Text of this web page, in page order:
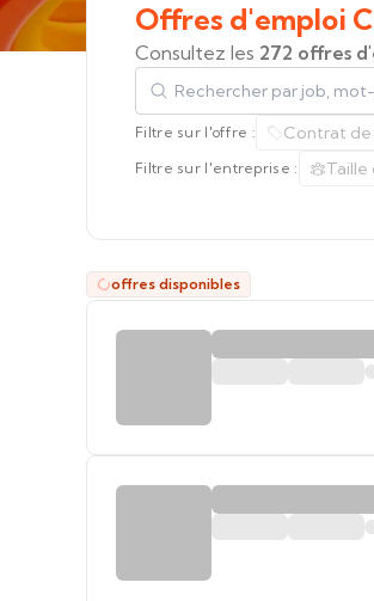
Offres d'emploi
Consultez les 272 offres
Rechercher par job, mot-clé
Filtre sur l'offre : Contrat de
Filtre sur l'entreprise : Taille
offres disponibles